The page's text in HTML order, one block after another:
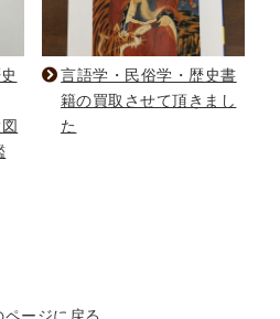
言語学・民俗学・歴史書
籍の買取させて頂きまし
た